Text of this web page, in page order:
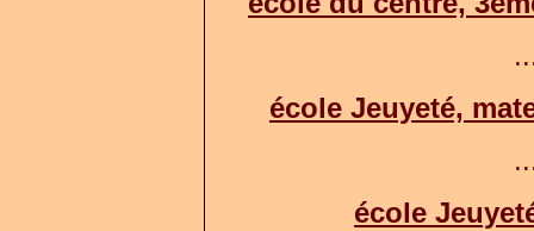
école Jeuyeté,
école